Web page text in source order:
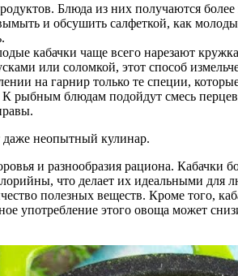
Блюда из них получаются
и обсушить салфеткой, как
кабачки чаще всего нарезают
или соломкой, этот способ
на гарнир только те специи,
рыбным блюдам подойдут смесь
даже неопытный кулинар.
и разнообразия рациона. Кабачки
что делает их идеальными для
полезных веществ. Кроме того,
употребление этого овоща может